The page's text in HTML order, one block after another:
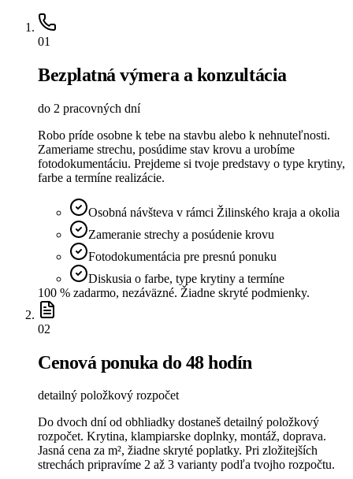
01
Bezplatná výmera a konzultácia
do 2 pracovných dní
Robo príde osobne k tebe na stavbu alebo k nehnuteľnosti.
Zameriame strechu, posúdime stav krovu a urobíme
fotodokumentáciu. Prejdeme si tvoje predstavy o type krytiny,
farbe a termíne realizácie.
Osobná návšteva v rámci Žilinského kraja a okolia
Zameranie strechy a posúdenie krovu
Fotodokumentácia pre presnú ponuku
Diskusia o farbe, type krytiny a termíne
100 % zadarmo, nezáväzné. Žiadne skryté podmienky.
02
Cenová ponuka do 48 hodín
detailný položkový rozpočet
Do dvoch dní od obhliadky dostaneš detailný položkový
rozpočet. Krytina, klampiarske doplnky, montáž, doprava.
Jasná cena za m², žiadne skryté poplatky. Pri zložitejších
strechách pripravíme 2 až 3 varianty podľa tvojho rozpočtu.